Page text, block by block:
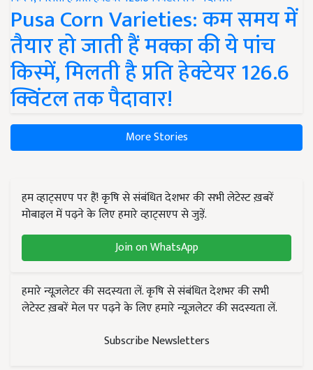
Pusa Corn Varieties: कम समय में
तैयार हो जाती हैं मक्का की ये पांच
किस्में, मिलती है प्रति हेक्टेयर 126.6
क्विंटल तक पैदावार!
More Stories
हम व्हाट्सएप पर हैं! कृषि से संबंधित देशभर की सभी लेटेस्ट ख़बरें
मोबाइल में पढ़ने के लिए हमारे व्हाट्सएप से जुड़ें.
Join on WhatsApp
हमारे न्यूज़लेटर की सदस्यता लें. कृषि से संबंधित देशभर की सभी
लेटेस्ट ख़बरें मेल पर पढ़ने के लिए हमारे न्यूज़लेटर की सदस्यता लें.
Subscribe Newsletters